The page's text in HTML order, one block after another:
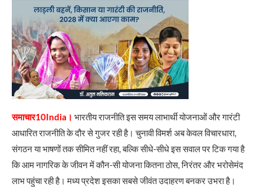
समाचार10India। भारतीय राजनीति इस समय लाभार्थी योजनाओं और गारंटी
आधारित राजनीति के दौर से गुजर रही है। चुनावी विमर्श अब केवल विचारधारा,
संगठन या भाषणों तक सीमित नहीं रहा, बल्कि सीधे-सीधे इस सवाल पर टिक गया है
कि आम नागरिक के जीवन में कौन-सी योजना कितना ठोस, निरंतर और भरोसेमंद
लाभ पहुंचा रही है। मध्य प्रदेश इसका सबसे जीवंत उदाहरण बनकर उभरा है।